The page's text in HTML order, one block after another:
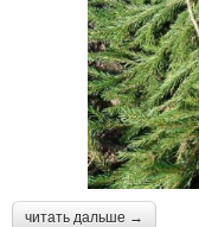
читать дальше →